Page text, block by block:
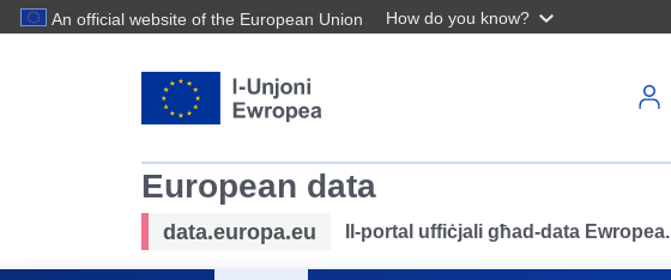
An official website of the European Union How do you know?
European data
data.europa.eu Il-portal uffiċjali għad-data Ewropea.